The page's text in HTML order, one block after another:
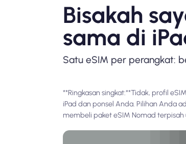
Bisakah
sama di
Satu eSIM per perangkat:
**Ringkasan singkat:**Tidak, profil
iPad dan ponsel Anda. Pilihan Anda
membeli paket eSIM Nomad terpisah